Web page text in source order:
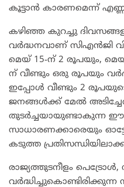
കൂട്ടാൻ കാരണമെന്ന്
​കഴിഞ്ഞ കുറച്ചു
വർദ്ധനവാണ് സിഎൻജി
മെയ് 15-ന് 2 രൂപയും,
ന് വീണ്ടും ഒരു രൂപയും
ഇപ്പോൾ വീണ്ടും 2
ജനങ്ങൾക്ക് മേൽ
തുടർച്ചയായുണ്ടാകുന്ന ഈ
സാധാരണക്കാരെയും
കടുത്ത
​രാജ്യത്തുടനീളം